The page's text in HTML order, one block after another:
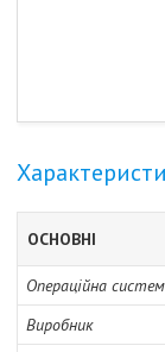
ОСНОВНІ
Операційна
Виробник